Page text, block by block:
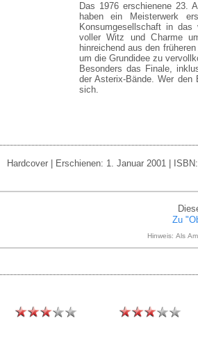
Das 1976 erschienene 23.
haben ein Meisterwerk
Konsumgesellschaft in
voller Witz und Charme
hinreichend aus den
um die Grundidee zu
Besonders das Finale,
der Asterix-Bände. Wer
sich.
Hardcover | Erschienen: 1. Januar 2001 |
Zu
Hinweis: Als